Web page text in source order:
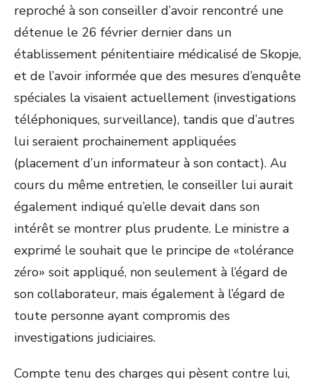
reproché à son conseiller d’avoir rencontré une
détenue le 26 février dernier dans un
établissement pénitentiaire médicalisé de Skopje,
et de l’avoir informée que des mesures d’enquête
spéciales la visaient actuellement (investigations
téléphoniques, surveillance), tandis que d’autres
lui seraient prochainement appliquées
(placement d’un informateur à son contact). Au
cours du même entretien, le conseiller lui aurait
également indiqué qu’elle devait dans son
intérêt se montrer plus prudente. Le ministre a
exprimé le souhait que le principe de «tolérance
zéro» soit appliqué, non seulement à l’égard de
son collaborateur, mais également à l’égard de
toute personne ayant compromis des
investigations judiciaires.
Compte tenu des charges qui pèsent contre lui,